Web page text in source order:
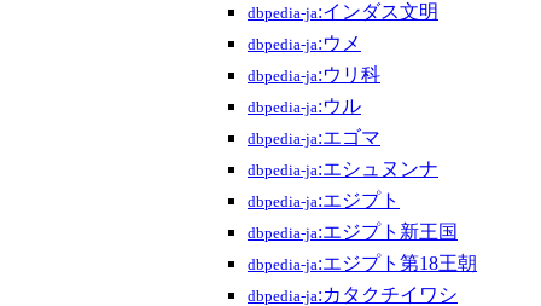
dbpedia-ja:インダス文明
dbpedia-ja:ウメ
dbpedia-ja:ウリ科
dbpedia-ja:ウル
dbpedia-ja:エゴマ
dbpedia-ja:エシュヌンナ
dbpedia-ja:エジプト
dbpedia-ja:エジプト新王国
dbpedia-ja:エジプト第18王朝
dbpedia-ja:カタクチイワシ